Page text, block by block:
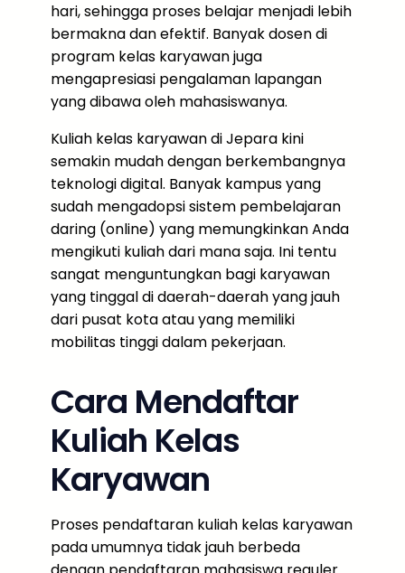
hari, sehingga proses belajar menjadi lebih
bermakna dan efektif. Banyak dosen di
program kelas karyawan juga
mengapresiasi pengalaman lapangan
yang dibawa oleh mahasiswanya.
Kuliah kelas karyawan di Jepara kini
semakin mudah dengan berkembangnya
teknologi digital. Banyak kampus yang
sudah mengadopsi sistem pembelajaran
daring (online) yang memungkinkan Anda
mengikuti kuliah dari mana saja. Ini tentu
sangat menguntungkan bagi karyawan
yang tinggal di daerah-daerah yang jauh
dari pusat kota atau yang memiliki
mobilitas tinggi dalam pekerjaan.
Cara Mendaftar
Kuliah Kelas
Karyawan
Proses pendaftaran kuliah kelas karyawan
pada umumnya tidak jauh berbeda